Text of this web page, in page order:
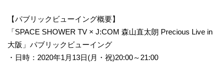
【パブリックビューイング概要】
「SPACE SHOWER TV × J:COM 森山直太朗 Precious Live in
大阪」パブリックビューイング
・日時：2020年1月13日(月・祝)20:00～21:00